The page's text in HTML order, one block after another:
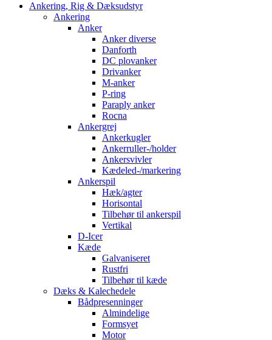
Ankering, Rig & Dæksudstyr
Ankering
Anker
Anker diverse
Danforth
DC plovanker
Drivanker
M-anker
P-ring
Paraply anker
Rocna
Ankergrej
Ankerkugler
Ankerruller-/holder
Ankersvivler
Kædeled-/markering
Ankerspil
Hæk/agter
Horisontal
Tilbehør til ankerspil
Vertikal
D-Icer
Kæde
Galvaniseret
Rustfri
Tilbehør til kæde
Dæks & Kalechedele
Bådpresenninger
Almindelige
Formsyet
Motor